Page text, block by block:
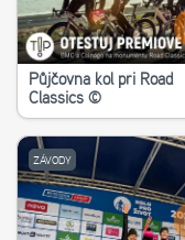
Půjčovna kol při Road
Classics ©
ZÁVODY